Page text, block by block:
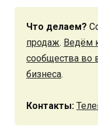
Что делаем?
продаж. Ведём
сообщества во
бизнеса.
Контакты: